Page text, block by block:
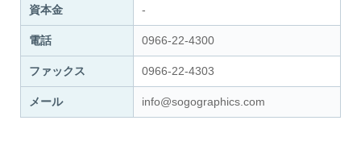
資本金 -
電話 0966-22-4300
ファックス 0966-22-4303
メール info@sogographics.com